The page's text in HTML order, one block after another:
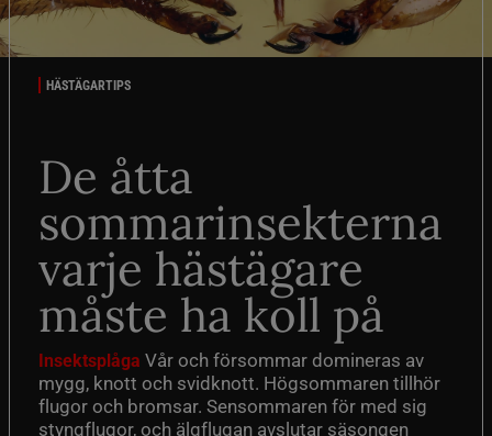
HÄSTÄGARTIPS
De åtta
sommarinsekterna
varje hästägare
måste ha koll på
Insektsplåga Vår och försommar domineras av
mygg, knott och svidknott. Högsommaren tillhör
flugor och bromsar. Sensommaren för med sig
styngflugor, och älgflugan avslutar säsongen